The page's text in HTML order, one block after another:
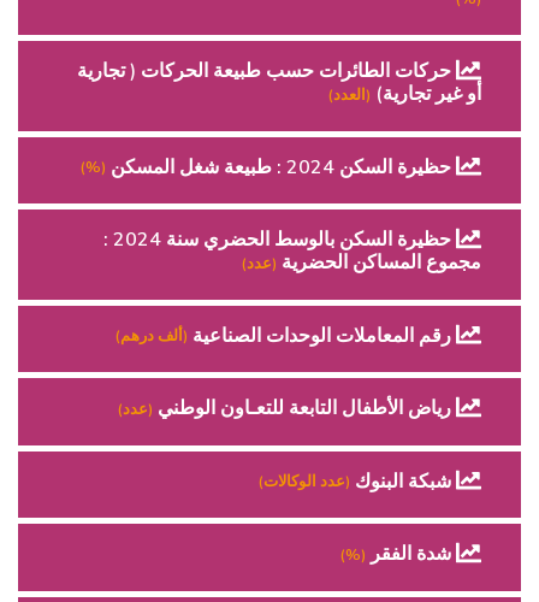
حركات الطائرات حسب طبيعة الحركات ( تجارية
أو غير تجارية) (العدد)
حظيرة السكن 2024 : طبيعة شغل المسكن (%)
حظيرة السكن بالوسط الحضري سنة 2024 :
مجموع المساكن الحضرية (عدد)
رقم المعاملات الوحدات الصناعية (ألف درهم)
رياض الأطفال التابعة للتعـاون الوطني (عدد)
شبكة البنوك (عدد الوكالات)
شدة الفقر (%)